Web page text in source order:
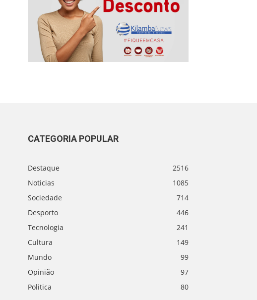
CATEGORIA POPULAR
Destaque
2516
Noticias
1085
Sociedade
714
Desporto
446
Tecnologia
241
Cultura
149
Mundo
99
Opinião
97
Politica
80